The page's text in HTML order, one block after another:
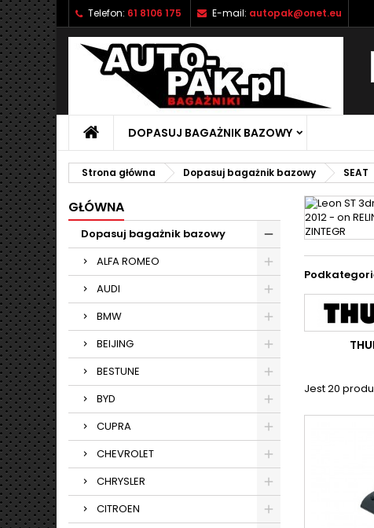
Telefon: 61 8106 175 E-mail: autopak@onet.eu
DOPASUJ BAGAŻNIK BAZOWY
Strona główna Dopasuj bagażnik bazowy SEAT
GŁÓWNA
Dopasuj bagażnik bazowy
ALFA ROMEO
AUDI
BMW
BEIJING
BESTUNE
BYD
CUPRA
CHEVROLET
CHRYSLER
CITROEN
Jest 20